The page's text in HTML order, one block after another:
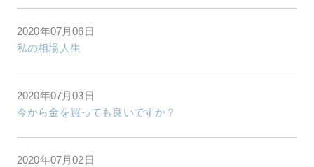
2020年07月06日
私の相場人生
2020年07月03日
今から金を買っても良いですか？
2020年07月02日